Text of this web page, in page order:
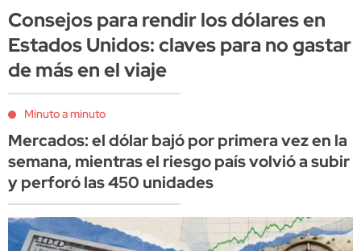
Consejos para rendir los dólares en
Estados Unidos: claves para no gastar
de más en el viaje
Minuto a minuto
Mercados: el dólar bajó por primera vez en la
semana, mientras el riesgo país volvió a subir
y perforó las 450 unidades